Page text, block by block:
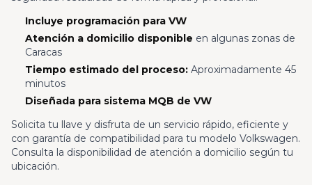
Incluye programación para VW
Atención a domicilio disponible en algunas zonas de
Caracas
Tiempo estimado del proceso:Aproximadamente 45
minutos
Diseñada para sistema MQB de VW
Solicita tu llave y disfruta de un servicio rápido, eficiente y
con garantía de compatibilidad para tu modelo Volkswagen.
Consulta la disponibilidad de atención a domicilio según tu
ubicación.